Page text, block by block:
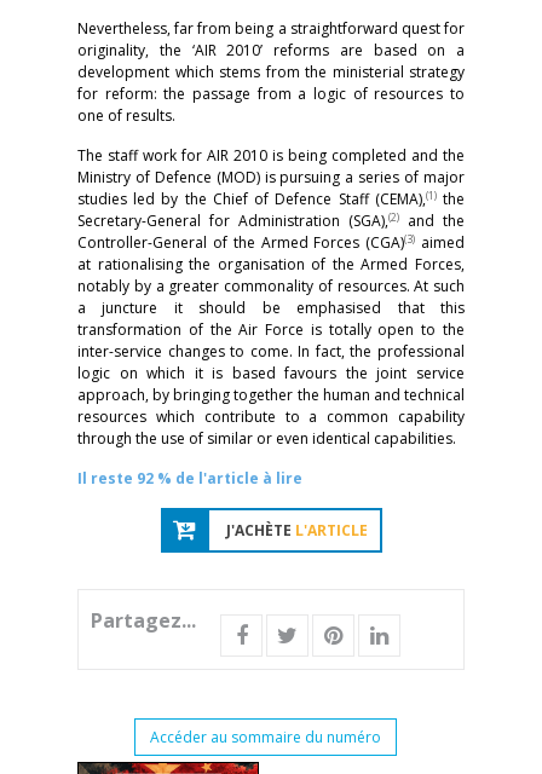
Nevertheless, far from being a straightforward quest for
originality, the ‘AIR 2010’ reforms are based on a
development which stems from the ministerial strategy
for reform: the passage from a logic of resources to
one of results.
The staff work for AIR 2010 is being completed and the
Ministry of Defence (MOD) is pursuing a series of major
studies led by the Chief of Defence Staff (CEMA),(1)the
Secretary-General for Administration (SGA),(2)
and the
Controller-General of the Armed Forces (CGA)(3) aimed
at rationalising the organisation of the Armed Forces,
notably by a greater commonality of resources. At such
a juncture it should be emphasised that this
transformation of the Air Force is totally open to the
inter-service changes to come. In fact, the professional
logic on which it is based favours the joint service
approach, by bringing together the human and technical
resources which contribute to a common capability
through the use of similar or even identical capabilities.
Il reste 92 % de l'article à lire
J'ACHÈTE L'ARTICLE
Partagez...
Accéder au sommaire du numéro